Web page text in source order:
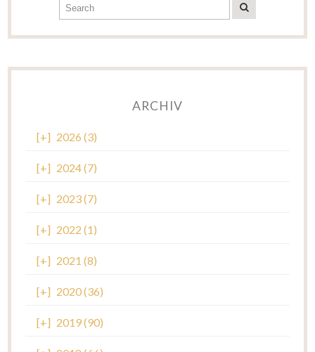
ARCHIV
[+] 2026 (3)
[+] 2024 (7)
[+] 2023 (7)
[+] 2022 (1)
[+] 2021 (8)
[+] 2020 (36)
[+] 2019 (90)